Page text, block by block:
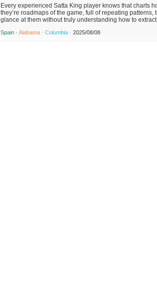
Every experienced Satta King player knows that charts
they’re roadmaps of the game, full of repeating
glance at them without truly understanding how to
Spain ·Alabama ·Columbia ·2025/08/08